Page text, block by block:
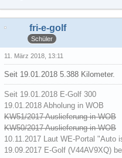
fri-e-golf
Schüler
11. März 2018, 13:11
Seit 19.01.2018 5.388 Kilometer.
Seit 19.01.2018 E-Golf 300
19.01.2018 Abholung in WOB
KW51/2017 Auslieferung in WOB
KW50/2017 Auslieferung in WOB
10.11.2017 Laut WE-Portal "Auto
19.09.2017 E-Golf (V44AV9XQ)